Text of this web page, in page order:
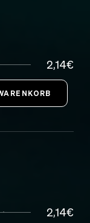
2,14€
2,14€